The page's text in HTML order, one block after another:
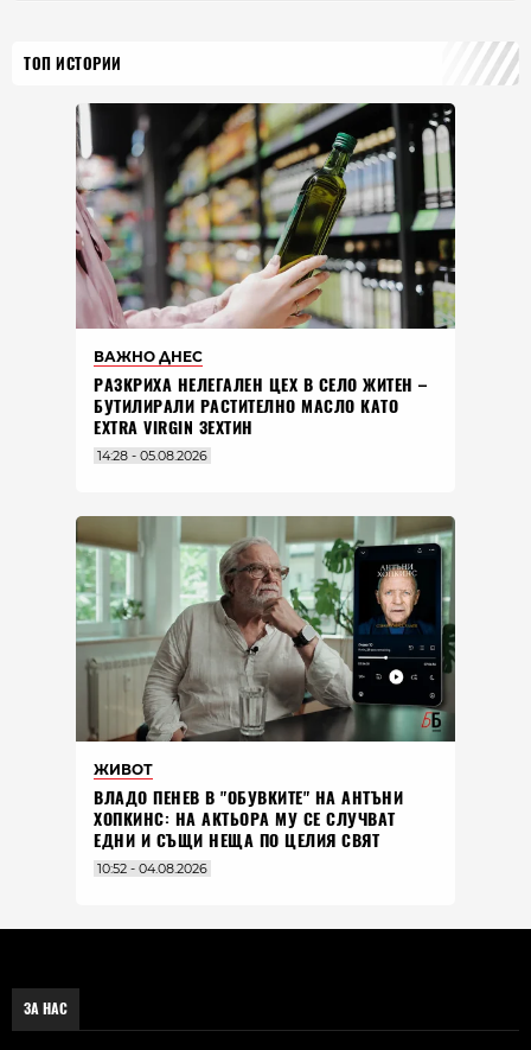
ТОП ИСТОРИИ
ВАЖНО ДНЕС
РАЗКРИХА НЕЛЕГАЛЕН ЦЕХ В СЕЛО ЖИТЕН –
БУТИЛИРАЛИ РАСТИТЕЛНО МАСЛО КАТО
EXTRA VIRGIN ЗЕХТИН
14:28 - 05.08.2026
ЖИВОТ
ВЛАДO ПЕНЕВ В "ОБУВКИТЕ" НА АНТЪНИ
ХОПКИНС: НА АКТЬОРА МУ СЕ СЛУЧВАТ
ЕДНИ И СЪЩИ НЕЩА ПО ЦЕЛИЯ СВЯТ
10:52 - 04.08.2026
ЗА НАС